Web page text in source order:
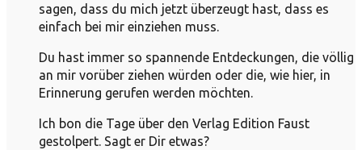
sagen, dass du mich jetzt überzeugt hast, dass es
einfach bei mir einziehen muss.
Du hast immer so spannende Entdeckungen, die völlig
an mir vorüber ziehen würden oder die, wie hier, in
Erinnerung gerufen werden möchten.
Ich bon die Tage über den Verlag Edition Faust
gestolpert. Sagt er Dir etwas?